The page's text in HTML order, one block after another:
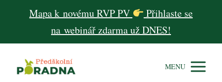
Mapa k novému RVP PV
Přihlaste se
na webinář zdarma už DNES!
MENU